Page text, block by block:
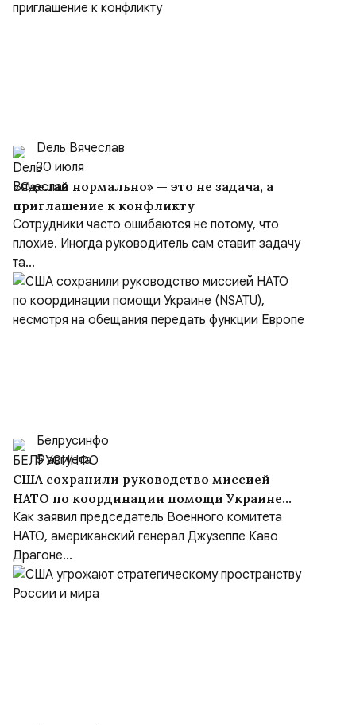
Dель Вячеслав
30 июля
«Сделай нормально» — это не задача, а
приглашение к конфликту
Сотрудники часто ошибаются не потому, что
плохие. Иногда руководитель сам ставит задачу
та...
Белрусинфо
5 августа
США сохранили руководство миссией
НАТО по координации помощи Украине
(NSATU), несмотря на обещания передать
функции Европе
Как заявил председатель Военного комитета
НАТО, американский генерал Джузеппе Каво
Драгоне...